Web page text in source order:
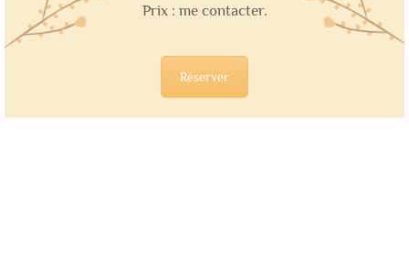
Prix : me contacter.
Réserver